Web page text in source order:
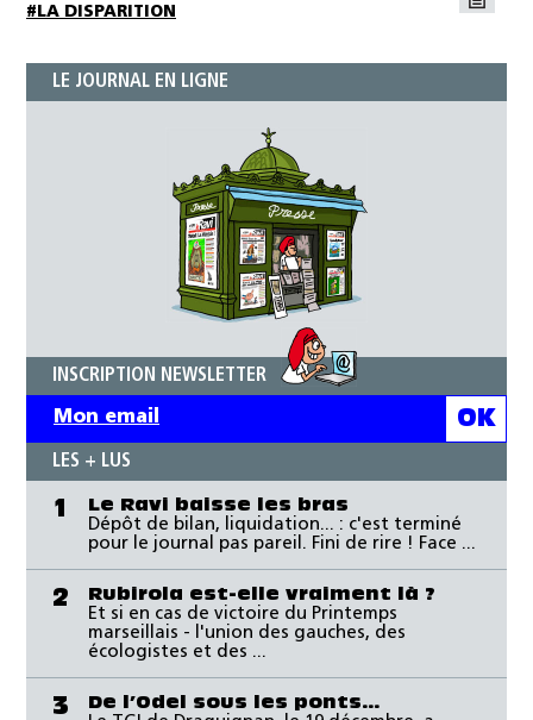
#LA DISPARITION
LE JOURNAL EN LIGNE
INSCRIPTION NEWSLETTER
LES + LUS
1
Le Ravi baisse les bras
Dépôt de bilan, liquidation... : c'est terminé
pour le journal pas pareil. Fini de rire ! Face ...
2
Rubirola est-elle vraiment là ?
Et si en cas de victoire du Printemps
marseillais - l'union des gauches, des
écologistes et des ...
3
De l’Odel sous les ponts…